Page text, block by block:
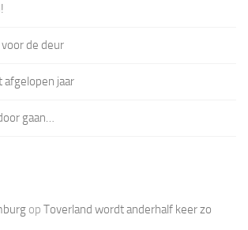
de deur
afgelopen jaar
gaan…
op Toverland wordt anderhalf keer zo